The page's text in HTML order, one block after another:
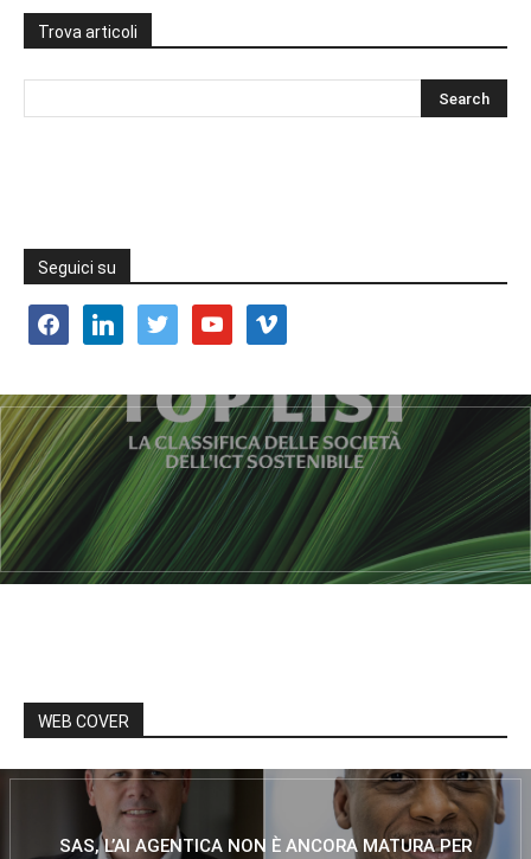
Trova articoli
Seguici su
facebooklinkedin twitter youtube vimeo
WEB COVER
SAS, L’AI AGENTICA NON È ANCORA MATURA PER